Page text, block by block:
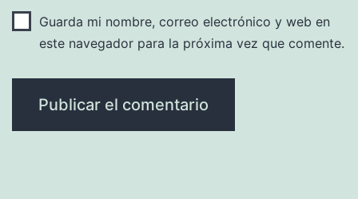
Guarda mi nombre, correo electrónico y web en
este navegador para la próxima vez que comente.